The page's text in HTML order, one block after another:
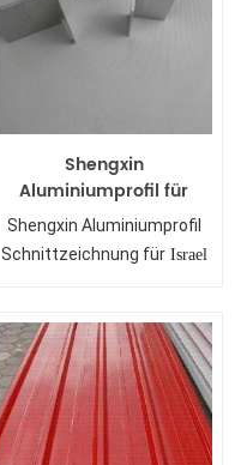
Shengxin
Aluminiumprofil für
Israel
Shengxin Aluminiumprofil
Schnittzeichnung fürIsrael